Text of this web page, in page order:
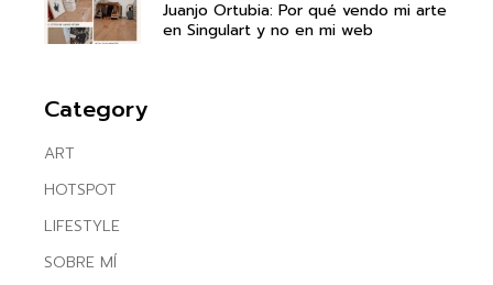
Juanjo Ortubia: Por qué vendo mi arte
en Singulart y no en mi web
Category
ART
HOTSPOT
LIFESTYLE
SOBRE MÍ